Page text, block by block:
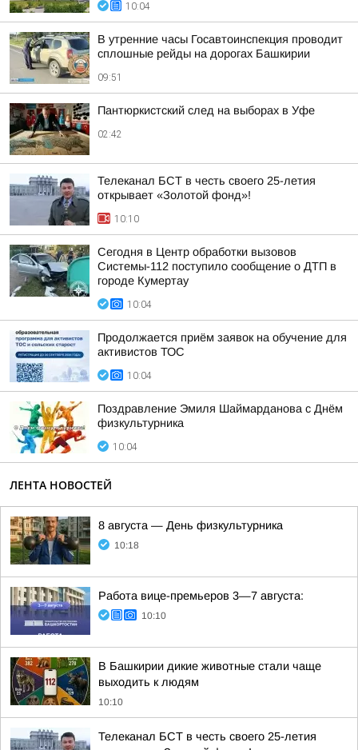
10:04
В утренние часы Госавтоинспекция проводит
сплошные рейды на дорогах Башкирии
09:51
Пантюркистский след на выборах в Уфе
02:42
Телеканал БСТ в честь своего 25-летия
открывает «Золотой фонд»!
10:10
Сегодня в Центр обработки вызовов
Системы-112 поступило сообщение о ДТП в
городе Кумертау
10:04
Продолжается приём заявок на обучение для
активистов ТОС
10:04
Поздравление Эмиля Шаймарданова с Днём
физкультурника
10:04
ЛЕНТА НОВОСТЕЙ
8 августа — День физкультурника
10:18
Работа вице-премьеров 3—7 августа:
10:10
В Башкирии дикие животные стали чаще
выходить к людям
10:10
Телеканал БСТ в честь своего 25-летия